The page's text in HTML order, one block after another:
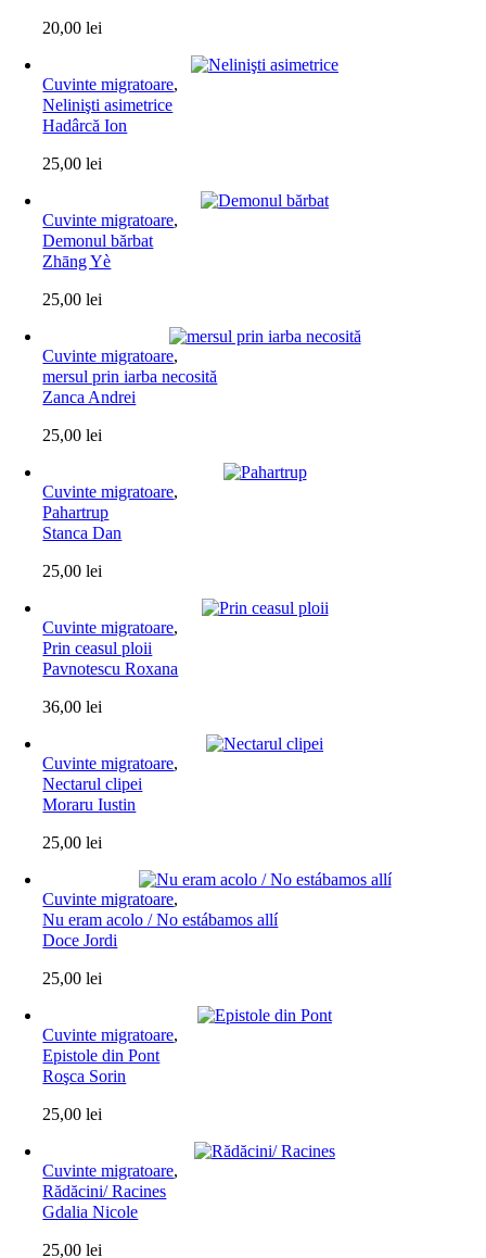
20,00lei
Cuvinte migratoare,
Nelinişti asimetrice
Hadârcă Ion
25,00lei
Cuvinte migratoare,
Demonul bărbat
Zhāng Yè
25,00lei
Cuvinte migratoare,
mersul prin iarba necosită
Zanca Andrei
25,00lei
Cuvinte migratoare,
Pahartrup
Stanca Dan
25,00lei
Cuvinte migratoare,
Prin ceasul ploii
Pavnotescu Roxana
36,00lei
Cuvinte migratoare,
Nectarul clipei
Moraru Iustin
25,00lei
Cuvinte migratoare,
Nu eram acolo / No estábamos allí
Doce Jordi
25,00lei
Cuvinte migratoare,
Epistole din Pont
Roşca Sorin
25,00lei
Cuvinte migratoare,
Rădăcini/ Racines
Gdalia Nicole
25,00lei